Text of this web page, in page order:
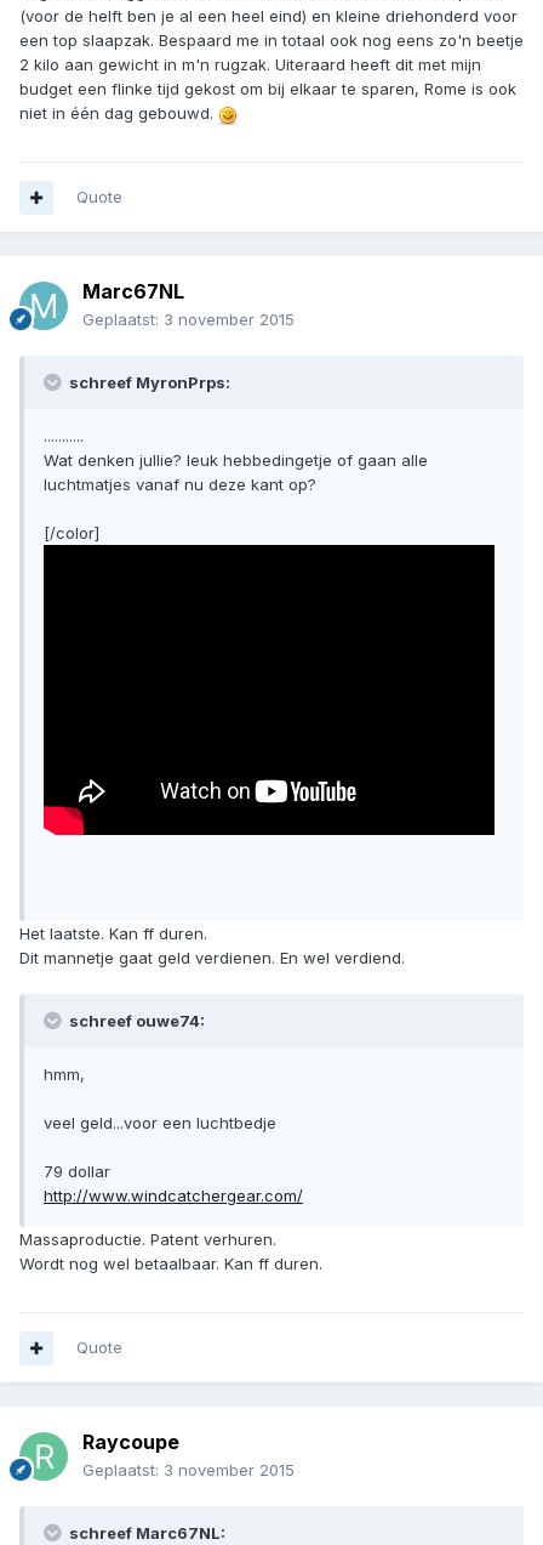
(voor de helft ben je al een heel eind) en kleine driehonderd voor
een top slaapzak. Bespaard me in totaal ook nog eens zo'n beetje
2 kilo aan gewicht in m'n rugzak. Uiteraard heeft dit met mijn
budget een flinke tijd gekost om bij elkaar te sparen, Rome is ook
niet in één dag gebouwd.
Quote
Marc67NL
Geplaatst: 3 november 2015
schreef MyronPrps:
...........
Wat denken jullie? leuk hebbedingetje of gaan alle
luchtmatjes vanaf nu deze kant op?
[/color]
Het laatste. Kan ff duren.
Dit mannetje gaat geld verdienen. En wel verdiend.
schreef ouwe74:
hmm,
veel geld...voor een luchtbedje
79 dollar
http://www.windcatchergear.com/
Massaproductie. Patent verhuren.
Wordt nog wel betaalbaar. Kan ff duren.
Quote
Raycoupe
Geplaatst: 3 november 2015
schreef Marc67NL: